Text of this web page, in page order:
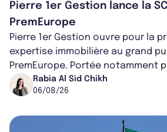
Pierre 1er Gestion lance la
PremEurope
Pierre 1er Gestion ouvre pour la
expertise immobilière au grand
PremEurope. Portée notamment
ancien directeur des
Rabia Al Sid Chikh
06/08/26